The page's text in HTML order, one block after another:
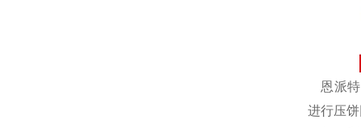
恩派特
进行压